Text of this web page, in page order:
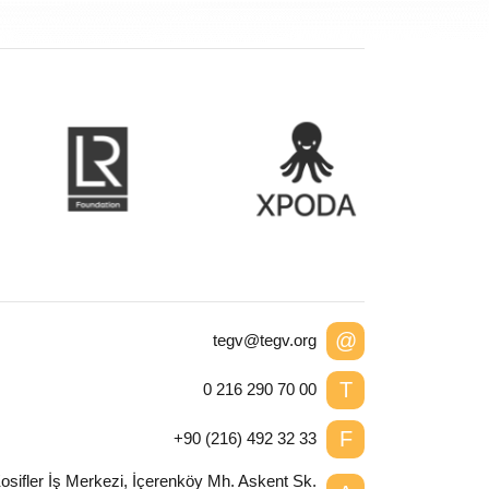
tegv@tegv.org @
0 216 290 70 00 T
+90 (216) 492 32 33 F
İş Merkezi, İçerenköy Mh. Askent Sk.